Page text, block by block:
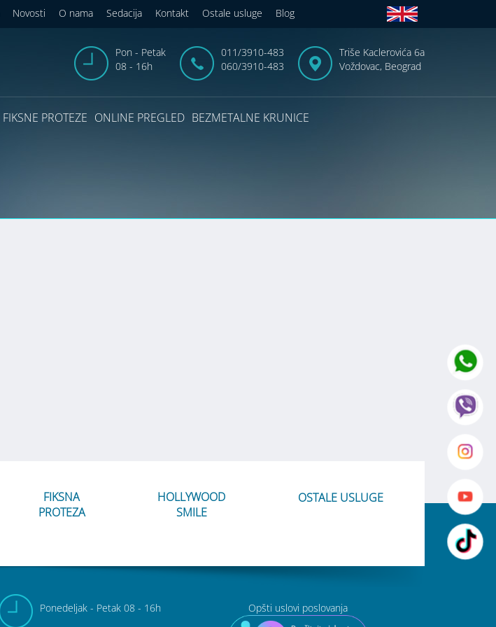
Novosti O nama Sedacija Kontakt Ostale usluge Blog
Pon - Petak
08 - 16h
011/3910-483
060/3910-483
Triše Kaclerovića 6a
Voždovac, Beograd
BEZMETALNE KRUNICE
FIKSNE PROTEZE ONLINE PREGLED
FIKSNA
PROTEZA
HOLLYWOOD
SMILE
OSTALE USLUGE
Ponedeljak - Petak 08 - 16h Opšti uslovi poslovanja